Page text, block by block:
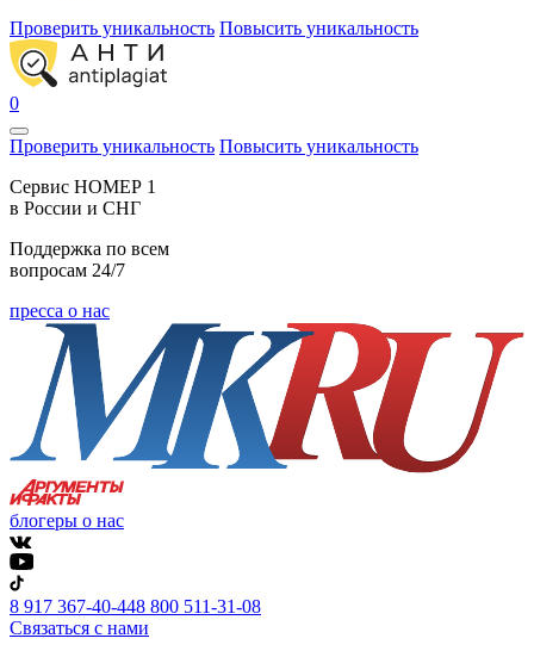
Проверить уникальность Повысить уникальность
0
Проверить уникальность Повысить уникальность
Cервис НОМЕР 1
в России и СНГ
Поддержка по всем
вопросам 24/7
пресса о нас
блогеры о нас
8 917 367-40-448 800 511-31-08
Связаться с нами